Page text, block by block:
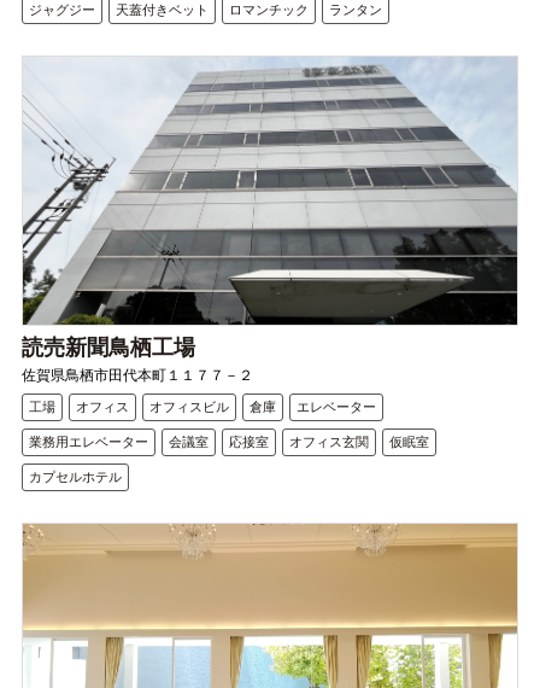
ジャグジー 天蓋付きベット ロマンチック ランタン
読売新聞鳥栖工場
佐賀県鳥栖市田代本町１１７７－２
工場 オフィス オフィスビル 倉庫 エレベーター
業務用エレベーター 会議室 応接室 オフィス玄関 仮眠室
カプセルホテル